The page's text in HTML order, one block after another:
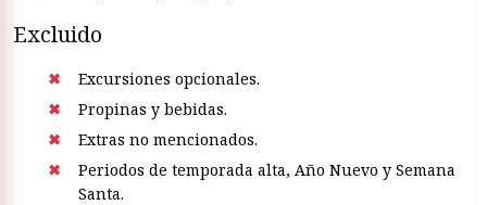
Excluido
Excursiones opcionales.
Propinas y bebidas.
Extras no mencionados.
Periodos de temporada alta, Año Nuevo y Semana
Santa.